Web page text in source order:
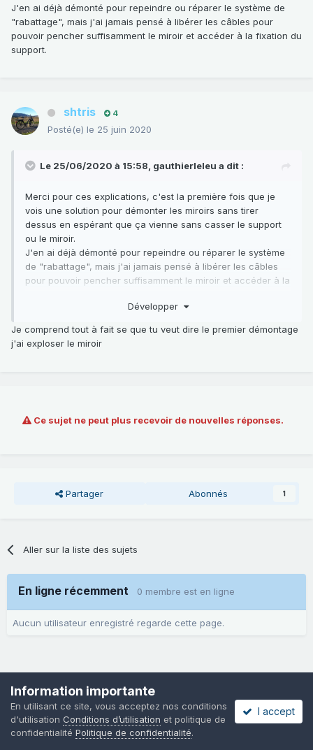
J'en ai déjà démonté pour repeindre ou réparer le système de
"rabattage", mais j'ai jamais pensé à libérer les câbles pour
pouvoir pencher suffisamment le miroir et accéder à la fixation du
support.
shtris 4
Posté(e) le 25 juin 2020
Le 25/06/2020 à 15:58, gauthierleleu a dit :
Merci pour ces explications, c'est la première fois que je
vois une solution pour démonter les miroirs sans tirer
dessus en espérant que ça vienne sans casser le support
ou le miroir.
J'en ai déjà démonté pour repeindre ou réparer le système
de "rabattage", mais j'ai jamais pensé à libérer les câbles
pour pouvoir pencher suffisamment le miroir et accéder à la
Développer
Je comprend tout à fait se que tu veut dire le premier démontage
j'ai exploser le miroir
Ce sujet ne peut plus recevoir de nouvelles réponses.
Partager Abonnés 1
Aller sur la liste des sujets
En ligne récemment 0 membre est en ligne
Aucun utilisateur enregistré regarde cette page.
Information importante
En utilisant ce site, vous acceptez nos conditions
d'utilisation Conditions d’utilisation et politique de
confidentialité Politique de confidentialité.
I accept